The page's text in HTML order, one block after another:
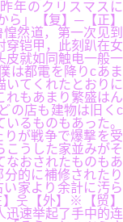
年のクリスマスに
ら」【复】─【正】
然道，第一次见到
穿铠甲，此刻趴在女
皮就如同触电一般一
は都電を降りcあま
いてくれたとおりに
れもあまり繁盛はん
の店も建物は旧くc
るものもあった。
が戦争で爆撃を受
こうした家並みがそ
なおされたものもあ
的に補修されたり
家より余計に汚ら
웃【外】※【贸】
速举起了手中的连